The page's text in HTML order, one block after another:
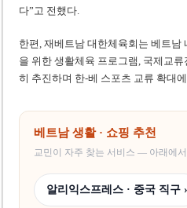
다”고 전했다.
한편, 재베트남 대한체육회는 베트남
을 위한 생활체육 프로그램, 국제교
히 추진하며 한-베 스포츠 교류 확대
베트남 생활 · 쇼핑 추천
교민이 자주 찾는 서비스 — 아래에
알리익스프레스 · 중국 직구 ›